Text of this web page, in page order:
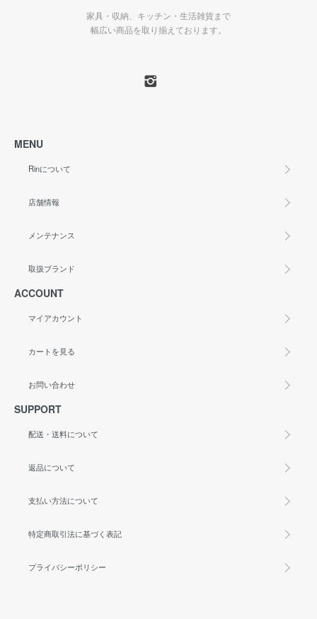
家具・収納、キッチン・生活雑貨まで
幅広い商品を取り揃えております。
MENU
Rinについて
店舗情報
メンテナンス
取扱ブランド
ACCOUNT
マイアカウント
カートを見る
お問い合わせ
SUPPORT
配送・送料について
返品について
支払い方法について
特定商取引法に基づく表記
プライバシーポリシー